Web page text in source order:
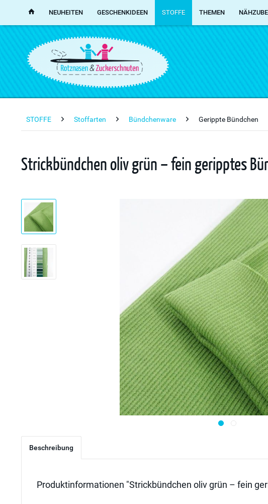
NEUHEITEN GESCHENKIDEEN STOFFE THEMEN
STOFFE Stoffarten Bündchenware Gerippte Bündchen
Strickbündchen oliv grün – fein geripptes
Beschreibung
Produktinformationen "Strickbündchen oliv grün – fein